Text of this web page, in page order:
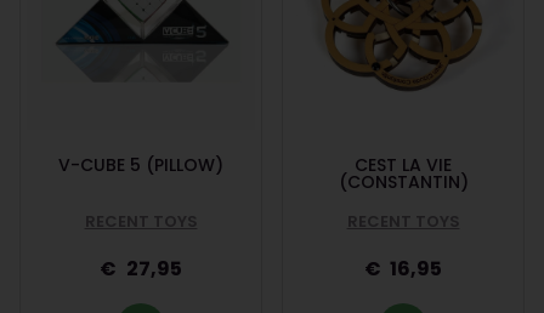
V-CUBE 5 (PILLOW)
RECENT TOYS
27,95
CEST LA VIE
(CONSTANTIN)
RECENT TOYS
16,95